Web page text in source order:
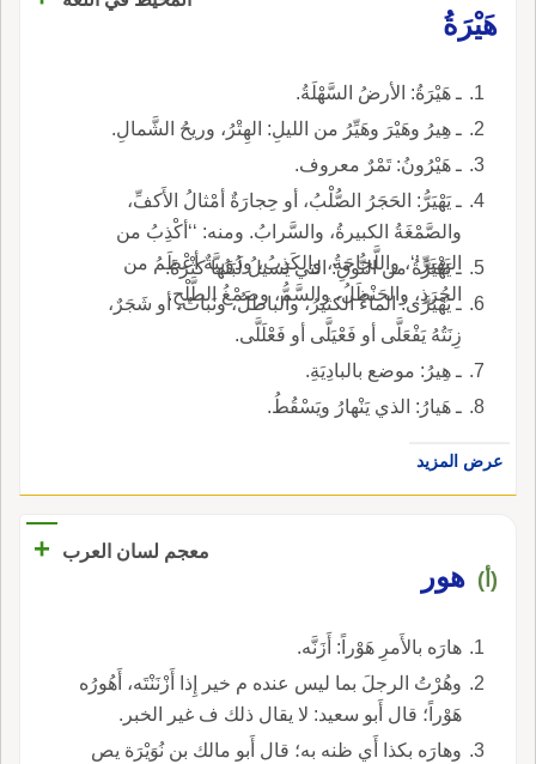
هَيْرَةُ
ـ هَيْرَةُ: الأرضُ السَّهْلَةُ.
ـ هِيرُ وهَيْرَ وهَيِّرُ من الليلِ: الهِتْرُ، وريحُ الشَّمالِ.
ـ هَيْرُونُ: تَمْرٌ معروف.
ـ يَهْيَرُّ: الحَجَرُ الصُّلْبُ، أو حِجارَةٌ أمْثالُ الأَكفِّ،
والصَّمْغَةُ الكبيرةُ، والسَّرابُ. ومنه: ‘‘أكْذِبُ من
اليَهْيَرِّ’‘، واللَّجاجَةُ، والكَذِبُ، ودُوَيبَّةٌ أعْظَمُ من
الجُرَذِ، والحَنْظَلُ، والسَّمُّ، وصَمْغُ الطَّلْحِ.
ـ يَهْيَرَّةُ من النُّوقِ: التي يَسيلُ لَبَنُها كثْرَةً.
ـ يَهْيَرَّى: الماءُ الكثيرُ، والباطلُ، ونَباتٌ، أو شَجَرٌ،
زِنَتُهُ يَفْعَلَّى أو فَعْيَلَّى أو فَعْلَلَّى.
ـ هِيرُ: موضع بالبادِيَةِ.
ـ هَيارُ: الذي يَنْهارُ ويَسْقُطُ.
عرض المزيد
معجم لسان العرب +
(أ) هور
هارَه بالأَمرِ هَوْراً: أَزَنَّه.
وهُرْتُ الرجلَ بما ليس عنده م خير إِذا أَزْنَنْتَه، أَهُورُه
هَوْراً؛ قال أَبو سعيد: لا يقال ذلك ف غير الخبر.
وهارَه بكذا أَي ظنه به؛ قال أَبو مالك بن نُوَيْرَة يص